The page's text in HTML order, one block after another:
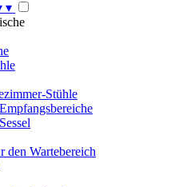
▾
Stühle
den Wartebereich